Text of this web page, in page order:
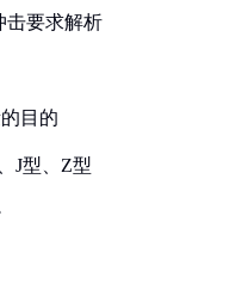
击要求解析
目的
J型、Z型